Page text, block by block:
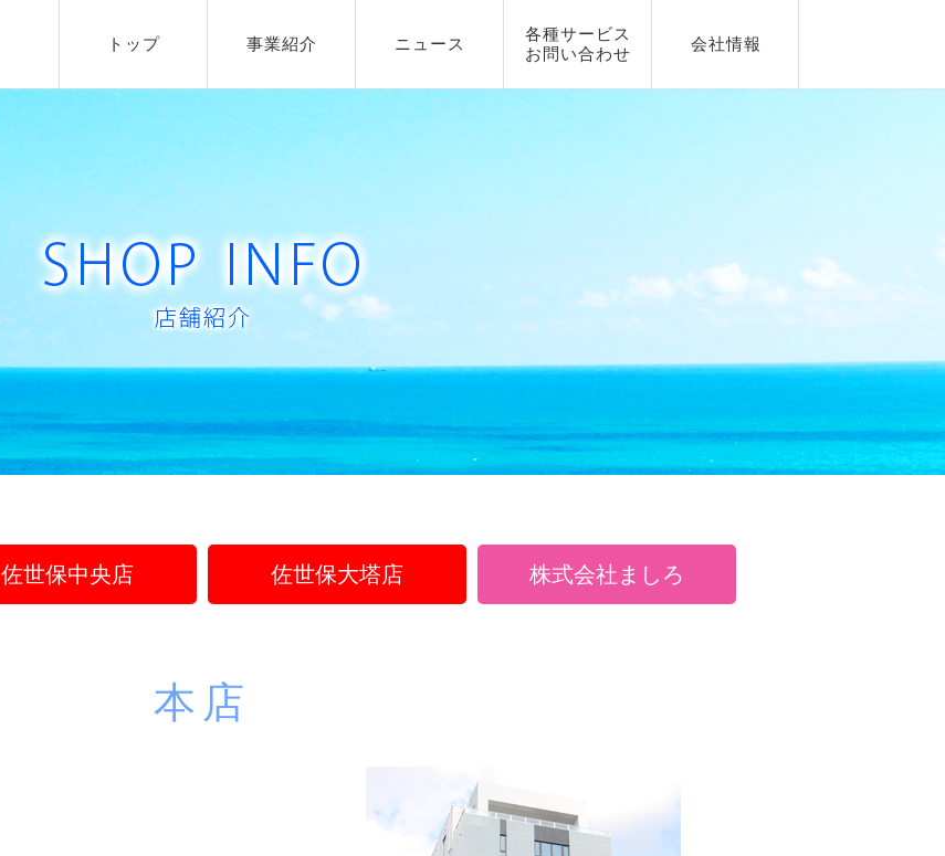
トップ 事業紹介 ニュース
各種サービス
お問い合わせ
会社情報
佐世保中央店 佐世保大塔店 株式会社ましろ
本店